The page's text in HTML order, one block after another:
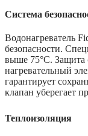
Система
Водонагреватель
безопасности.
выше 75°C. Защита
нагревательный
гарантирует
клапан уберегает
Теплоизоляция